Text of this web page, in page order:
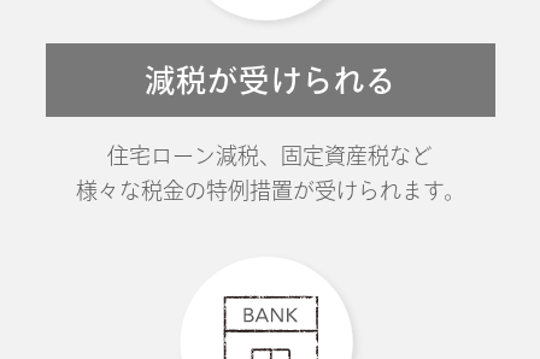
減税が受けられる
住宅ローン減税、固定資産税など
様々な税金の特例措置が受けられます。